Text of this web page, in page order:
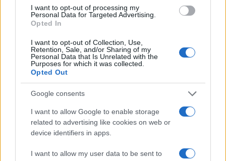
I want to opt-out of processing my
Personal Data for Targeted Advertising.
Opted In
I want to opt-out of Collection, Use,
Retention, Sale, and/or Sharing of my
Personal Data that Is Unrelated with the
Purposes for which it was collected.
Opted Out
Google consents
I want to allow Google to enable storage
related to advertising like cookies on web or
device identifiers in apps.
I want to allow my user data to be sent to
location e crew, leggi il body language e resta entro i limiti
Cristian Castiglioni · 7 Ago 2026
CHI SI FA CHI